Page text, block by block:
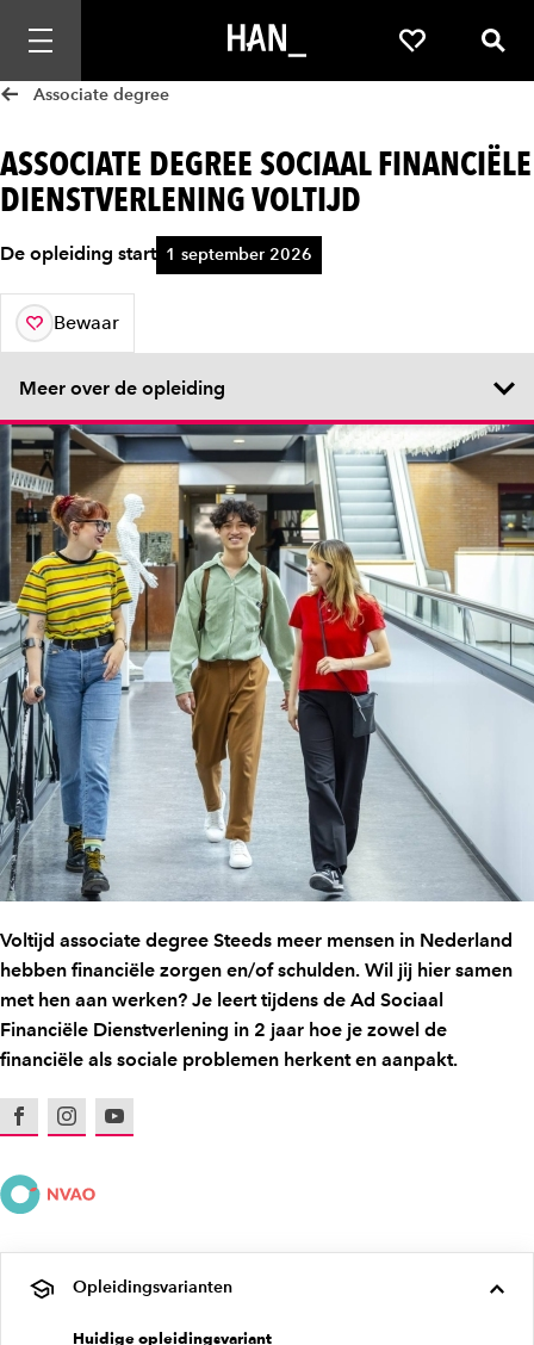
Mobiele navigatie openen Favorieten
Associate degree
ASSOCIATE DEGREE SOCIAAL FINANCIËLE
DIENSTVERLENING VOLTIJD
De opleiding start 1 september 2026
Bewaar
aan je favorieten
Meer over de opleiding
Voltijd associate degree Steeds meer mensen in Nederland
hebben financiële zorgen en/of schulden. Wil jij hier samen
met hen aan werken? Je leert tijdens de Ad Sociaal
Financiële Dienstverlening in 2 jaar hoe je zowel de
financiële als sociale problemen herkent en aanpakt.
FacebookInstagramYoutube
Opleidingsvarianten
Huidige opleidingsvariant